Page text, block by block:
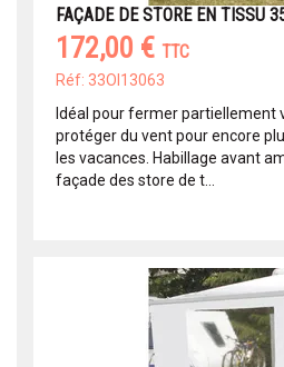
FAÇADE DE STORE EN TISSU
172,00 € TTC
Réf: 33OI13063
Idéal pour fermer partiellement
protéger du vent pour encore
les vacances. Habillage avant
façade des store de t...